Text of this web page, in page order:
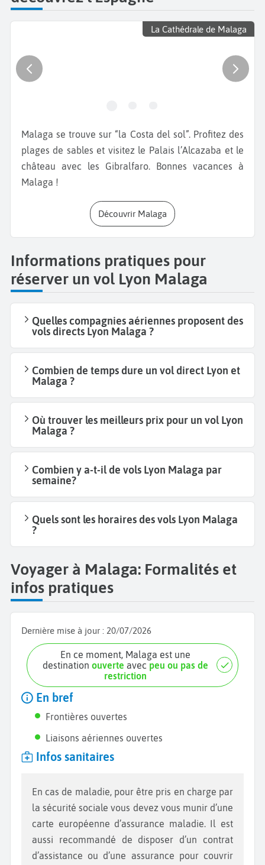
La Cathédrale de Malaga
Malaga se trouve sur “la Costa del sol”. Profitez des
plages de sables et visitez le Palais l’Alcazaba et le
château avec les Gibralfaro. Bonnes vacances à
Malaga !
Découvrir Malaga
Informations pratiques pour
réserver un vol Lyon Malaga
Quelles compagnies aériennes proposent des
vols directs Lyon Malaga ?
Combien de temps dure un vol direct Lyon et
Malaga ?
Où trouver les meilleurs prix pour un vol Lyon
Malaga ?
Combien y a-t-il de vols Lyon Malaga par
semaine?
Quels sont les horaires des vols Lyon Malaga
?
Voyager à Malaga: Formalités et
infos pratiques
Dernière mise à jour : 20/07/2026
En ce moment, Malaga est une
destinationouverte avec peu ou pas de
restriction
En bref
Frontières ouvertes
Liaisons aériennes ouvertes
Infos sanitaires
En cas de maladie, pour être pris en charge par
la sécurité sociale vous devez vous munir d’une
carte européenne d’assurance maladie. Il est
aussi recommandé de disposer d’un contrat
d’assistance ou d’une assurance pour couvrir